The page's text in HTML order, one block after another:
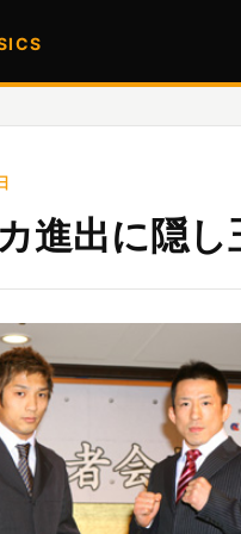
進出に隠し